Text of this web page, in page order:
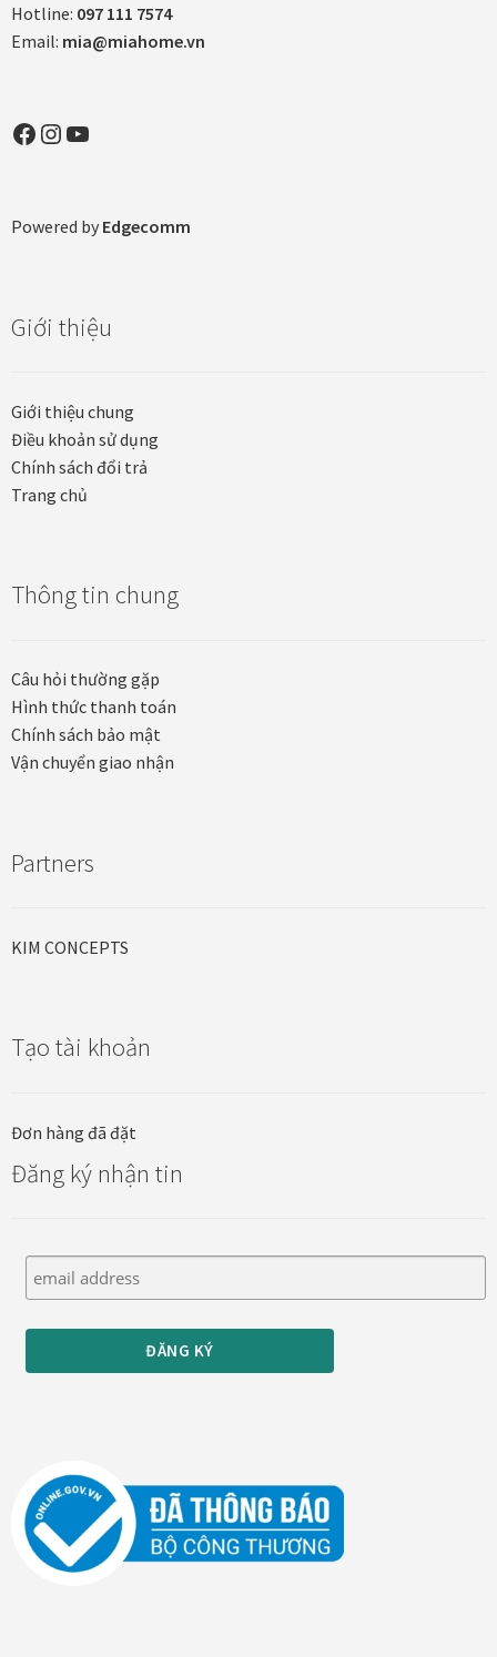
Hotline: 097 111 7574
Email: mia@miahome.vn
Facebook
Instagram
YouTube
Powered by Edgecomm
Giới thiệu
Giới thiệu chung
Điều khoản sử dụng
Chính sách đổi trả
Trang chủ
Thông tin chung
Câu hỏi thường gặp
Hình thức thanh toán
Chính sách bảo mật
Vận chuyển giao nhận
Partners
KIM CONCEPTS
Tạo tài khoản
Đơn hàng đã đặt
Đăng ký nhận tin